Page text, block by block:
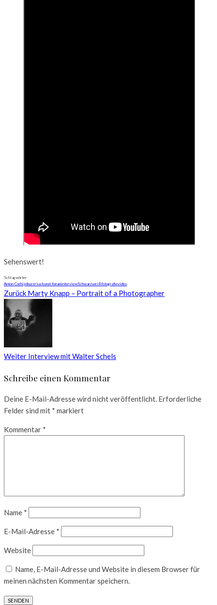
Sehenswert!
Schlagwörter
Anton Corbijnbucerius kunst foruminterviewSchwarzweißfotografievideo
Zurück Marty Knapp – Portrait of a Photographer
Weiter Interview mit Walter Schels
Schreibe einen Kommentar
Deine E-Mail-Adresse wird nicht veröffentlicht. Erforderliche
Felder sind mit * markiert
Kommentar *
Name *
E-Mail-Adresse *
Website
Name, E-Mail-Adresse und Website in diesem Browser für
meinen nächsten Kommentar speichern.